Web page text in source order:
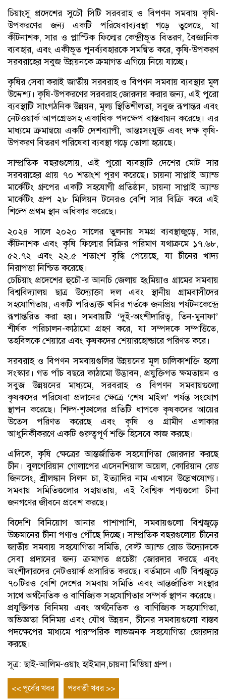
চিয়াংসু প্রদেশের সুচৌ সিটি সরবরাহ ও বিপণন সমবায় কৃষি-
উপকরণের জন্য একটি পরিষেবাব্যবস্থা গড়ে তুলেছে, যা
কীটনাশক, সার ও প্লাস্টিক ফিল্মের কেন্দ্রীভূত বিতরণ, বৈজ্ঞানিক
ব্যবহার, এবং একীভূত পুনর্ব্যবহারকে সমন্বিত করে, কৃষি-উপকরণ
সরবরাহের সবুজ উন্নয়নকে ক্রমাগত এগিয়ে নিয়ে যাচ্ছে।
কৃষির সেবা করাই জাতীয় সরবরাহ ও বিপণন সমবায় ব্যবস্থার মূল
উদ্দেশ্য। কৃষি-উপকরণের সরবরাহ জোরদার করার জন্য, এই পুরো
ব্যবস্থাটি সাংগঠনিক উন্নয়ন, মূল্য স্থিতিশীলতা, সবুজ রূপান্তর এবং
নেটওয়ার্ক আপগ্রেডসহ একাধিক পদক্ষেপ বাস্তবায়ন করেছে। এর
মাধ্যমে ক্রমান্বয়ে একটি দেশব্যাপী, আন্তঃসংযুক্ত এবং দক্ষ কৃষি-
উপকরণ বিতরণ পরিষেবা ব্যবস্থা গড়ে তোলা হয়েছে।
সাম্প্রতিক বছরগুলোয়, এই পুরো ব্যবস্থাটি দেশের মোট সার
সরবরাহের প্রায় ৭০ শতাংশ পূরণ করেছে। চায়না সাপ্লাই অ্যান্ড
মার্কেটিং গ্রুপের একটি সহযোগী প্রতিষ্ঠান, চায়না সাপ্লাই অ্যান্ড
মার্কেটিং গ্রুপ ২৮ মিলিয়ন টনেরও বেশি সার বিক্রি করে এই
শিল্পে প্রথম স্থান অধিকার করেছে।
২০২৪ সালে ২০২০ সালের তুলনায় সমগ্র ব্যবস্থাজুড়ে, সার,
কীটনাশক এবং কৃষি ফিল্মের বিক্রির পরিমাণ যথাক্রমে ১৭.৬৮,
৫২.৭২ এবং ২২.৫ শতাংশ বৃদ্ধি পেয়েছে, যা চীনের খাদ্য
নিরাপত্তা নিশ্চিত করেছে।
চেচিয়াং প্রদেশের হুচৌ-র আনচি জেলায় হংমিয়াও গ্রামের সমবায়
বিশ্ববিদ্যালয় ছাত্র উদ্যোক্তা দল এবং স্থানীয় গ্রামবাসীদের
সহযোগিতায়, একটি পরিত্যক্ত খনির গর্তকে জনপ্রিয় পর্যটনকেন্দ্রে
রূপান্তরিত করা হয়। সমবায়টি ‘দুই-অংশীদারিত্ব, তিন-মুনাফা’
শীর্ষক পরিচালন-কাঠামো গ্রহণ করে, যা সম্পদকে সম্পত্তিতে,
তহবিলকে শেয়ারে এবং কৃষকদের শেয়ারহোল্ডারে পরিণত করে।
সরবরাহ ও বিপণন সমবায়গুলির উন্নয়নের মূল চালিকাশক্তি হলো
সংস্কার। গত পাঁচ বছরে কাঠামো উদ্ভাবন, প্রযুক্তিগত ক্ষমতায়ন ও
সবুজ উন্নয়নের মাধ্যমে, সরবরাহ ও বিপণন সমবায়গুলো
কৃষকদের পরিষেবা প্রদানের ক্ষেত্রে ‘শেষ মাইল’ পর্যন্ত সংযোগ
স্থাপন করেছে। শিল্প-শৃঙ্খলের প্রতিটি ধাপকে কৃষকদের আয়ের
উত্সে পরিণত করেছে এবং কৃষি ও গ্রামীণ এলাকার
আধুনিকীকরণে একটি গুরুত্বপূর্ণ শক্তি হিসেবে কাজ করছে।
এদিকে, কৃষি ক্ষেত্রের আন্তর্জাতিক সহযোগিতা জোরদার করছে
চীন। বুলগেরিয়ান গোলাপের এসেনশিয়াল অয়েল, কোরিয়ান রেড
জিনসেং, শ্রীলঙ্কান সিলন চা, ইত্যাদির নাম এখানে উল্লেখযোগ্য।
সমবায় সমিতিগুলোর সহায়তায়, এই বৈশ্বিক পণ্যগুলো চীনা
জনগণের জীবনে প্রবেশ করছে।
বিদেশি বিনিয়োগ আনার পাশাপাশি, সমবায়গুলো বিশ্বজুড়ে
উচ্চমানের চীনা পণ্যও পৌঁছে দিচ্ছে। সাম্প্রতিক বছরগুলোয় চীনের
জাতীয় সমবায় সহযোগিতা সমিতি, বেল্ট অ্যান্ড রোড উদ্যোদকে
সেবা প্রদানের জন্য ক্রমাগত প্রচেষ্টা জোরদার করছে এবং
অংশীদারদের নেটওয়ার্ক প্রসারিত করছে। বর্তমানে এটি বিশ্বজুড়ে
৭০টিরও বেশি দেশের সমবায় সমিতি এবং আন্তর্জাতিক সংস্থার
সাথে অর্থনৈতিক ও বাণিজ্যিক সহযোগিতার সম্পর্ক স্থাপন করেছে।
প্রযুক্তিগত বিনিময় এবং অর্থনৈতিক ও বাণিজ্যিক সহযোগিতা,
অভিজ্ঞতা বিনিময় এবং যৌথ উন্নয়ন, চীনের সমবায়গুলো বাস্তব
পদক্ষেপের মাধ্যমে পারস্পরিক লাভজনক সহযোগিতা জোরদার
করছে।
সূত্র: ছাই-আলিম-ওয়াং হাইমান,চায়না মিডিয়া গ্রুপ।
Post
<< পূর্বের খবর
Previous
পরবর্তী খবর >>